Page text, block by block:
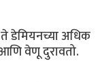
अधिक
वेणू दुरावतो.